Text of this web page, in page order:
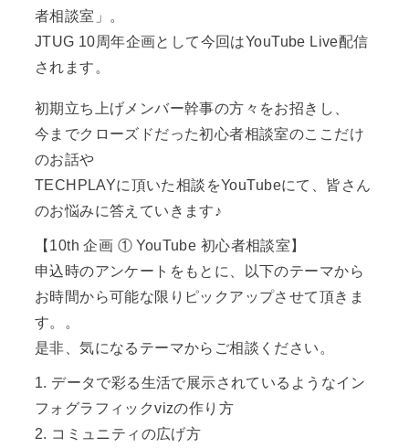
者相談室」。
JTUG 10周年企画として今回はYouTube Live配信
されます。
初期立ち上げメンバー幹事の方々をお招きし、
今までクローズドだった初心者相談室のここだけ
のお話や
TECHPLAYに頂いた相談をYouTubeにて、皆さん
のお悩みに答えていきます♪
【10th 企画 ① YouTube 初心者相談室】
申込時のアンケートをもとに、以下のテーマから
お時間から可能な限りピックアップさせて頂きま
す。。
是非、気になるテーマからご相談ください。
1. データで彩る生活で展示されているようなイン
フォグラフィックvizの作り方
2. コミュニティの広げ方